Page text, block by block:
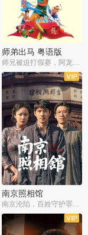
师弟出马 粤语版
师兄被迫打假赛，阿龙追查斗黑帮
南京照相馆
南京沦陷，百姓守护罪证底片